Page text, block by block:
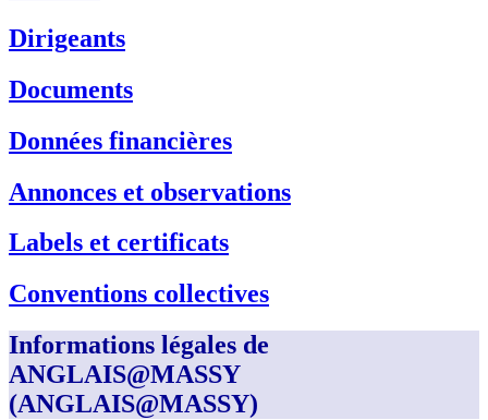
Dirigeants
Documents
Données financières
Annonces et observations
Labels et certificats
Conventions collectives
Informations légales de
ANGLAIS@MASSY
(ANGLAIS@MASSY)